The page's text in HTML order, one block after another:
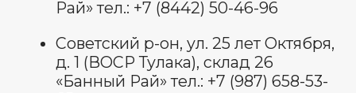
Оставить отзыв
Договор оферты
© Все права защищены 2025.
изображения взяты с платформыfreepik